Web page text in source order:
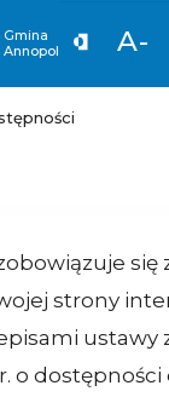
Gmina
Annopol
A-
się
strony
ustawy
o